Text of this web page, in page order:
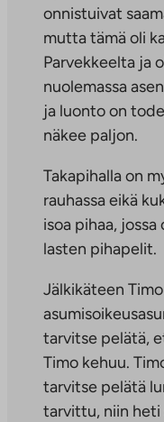
onnistuivat
mutta tämä oli
Parvekkeelta ja
nuolemassa
ja luonto on
näkee paljon.
Takapihalla on
rauhassa eikä
isoa pihaa,
lasten pihapelit.
Jälkikäteen
tarvitse pelätä,
Timo kehuu.
tarvitse pelätä
tarvittu, niin heti